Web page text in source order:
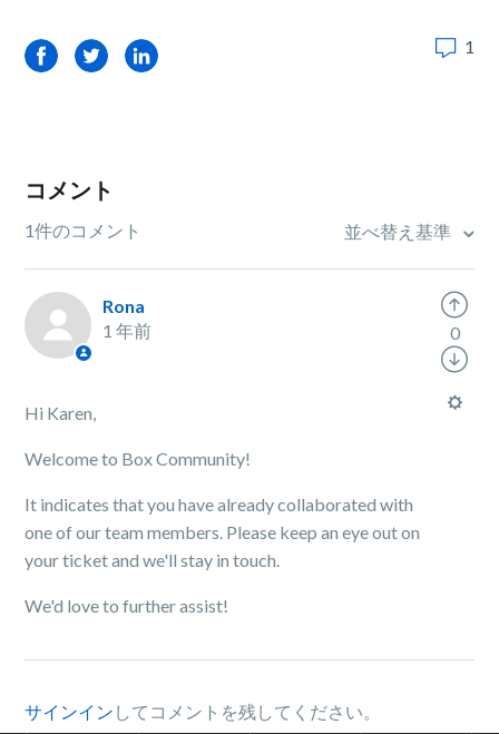
FacebookTwitterLinkedIn 1
コメント
1件のコメント 並べ替え基準
Rona
1 年前
Hi Karen,
Welcome to Box Community!
It indicates that you have already collaborated with
one of our team members. Please keep an eye out on
your ticket and we'll stay in touch.
We'd love to further assist!
0
サインイン してコメントを残してください。